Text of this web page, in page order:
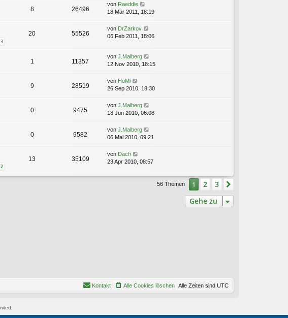
8 26496
von Raeddie
18 Mär 2011, 18:19
3
20 55526
von DrZarkov
06 Feb 2011, 18:06
1 11357
von J.Malberg
12 Nov 2010, 18:15
9 28519
von HöMi
26 Sep 2010, 18:30
0 9475
von J.Malberg
18 Jun 2010, 06:08
0 9582
von J.Malberg
06 Mai 2010, 09:21
2
13 35109
von Dach
23 Apr 2010, 08:57
56 Themen 1 2 3
Gehe zu
Alle Zeiten sind UTC
Alle Cookies löschen
Kontakt